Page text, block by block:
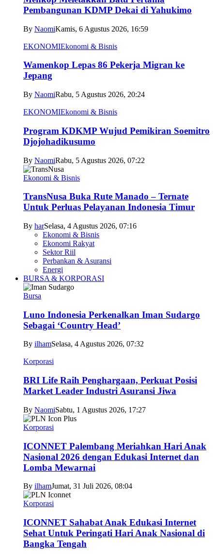
Pembangunan KDMP Dekai di Yahukimo
By NaomiKamis, 6 Agustus 2026, 16:59
EKONOMIEkonomi & Bisnis
Wamenkop Lepas 86 Pekerja Migran ke
Jepang
By NaomiRabu, 5 Agustus 2026, 20:24
EKONOMIEkonomi & Bisnis
Program KDKMP Wujud Pemikiran Soemitro
Djojohadikusumo
By NaomiRabu, 5 Agustus 2026, 07:22
Ekonomi & Bisnis
TransNusa Buka Rute Manado – Ternate
Untuk Perluas Pelayanan Indonesia Timur
By harSelasa, 4 Agustus 2026, 07:16
Ekonomi & Bisnis
Ekonomi Rakyat
Sektor Riil
Perbankan & Asuransi
Energi
BURSA & KORPORASI
Bursa
Luno Indonesia Perkenalkan Iman Sudargo
Sebagai ‘Country Head’
By ilhamSelasa, 4 Agustus 2026, 07:32
Korporasi
BRI Life Raih Penghargaan, Perkuat Posisi
Market Leader Industri Asuransi Jiwa
By NaomiSabtu, 1 Agustus 2026, 17:27
Korporasi
ICONNET Palembang Meriahkan Hari Anak
Nasional 2026 dengan Edukasi Internet dan
Lomba Mewarnai
By ilhamJumat, 31 Juli 2026, 08:04
Korporasi
ICONNET Sahabat Anak Edukasi Internet
Sehat Untuk Peringati Hari Anak Nasional di
Bangka Tengah